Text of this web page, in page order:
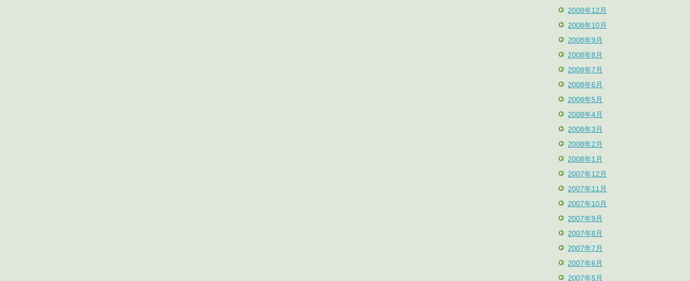
2008年12月
2008年10月
2008年9月
2008年8月
2008年7月
2008年6月
2008年5月
2008年4月
2008年3月
2008年2月
2008年1月
2007年12月
2007年11月
2007年10月
2007年9月
2007年8月
2007年7月
2007年6月
2007年5月